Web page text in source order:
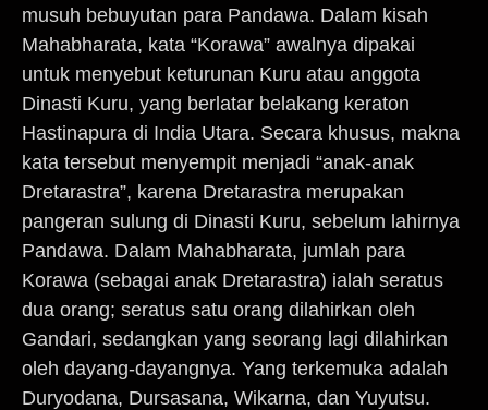
musuh bebuyutan para Pandawa. Dalam kisah
Mahabharata, kata “Korawa” awalnya dipakai
untuk menyebut keturunan Kuru atau anggota
Dinasti Kuru, yang berlatar belakang keraton
Hastinapura di India Utara. Secara khusus, makna
kata tersebut menyempit menjadi “anak-anak
Dretarastra”, karena Dretarastra merupakan
pangeran sulung di Dinasti Kuru, sebelum lahirnya
Pandawa. Dalam Mahabharata, jumlah para
Korawa (sebagai anak Dretarastra) ialah seratus
dua orang; seratus satu orang dilahirkan oleh
Gandari, sedangkan yang seorang lagi dilahirkan
oleh dayang-dayangnya. Yang terkemuka adalah
Duryodana, Dursasana, Wikarna, dan Yuyutsu.